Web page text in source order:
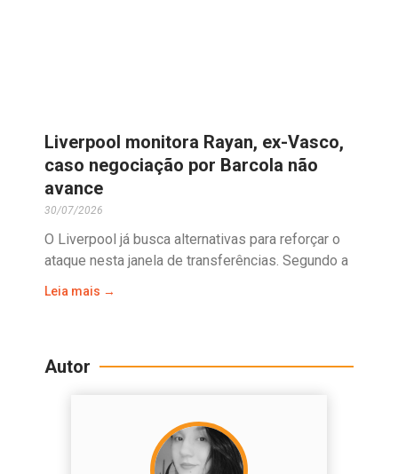
Liverpool monitora Rayan, ex-Vasco,
caso negociação por Barcola não
avance
30/07/2026
O Liverpool já busca alternativas para reforçar o
ataque nesta janela de transferências. Segundo a
Leia mais →
Autor